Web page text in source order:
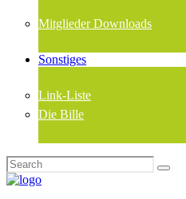
Mitglieder Downloads
Sonstiges
Link-Liste
Die Bille